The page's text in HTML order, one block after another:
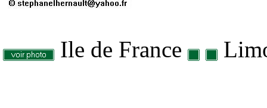
Ile de France